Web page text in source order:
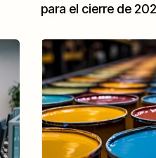
para el cierre de